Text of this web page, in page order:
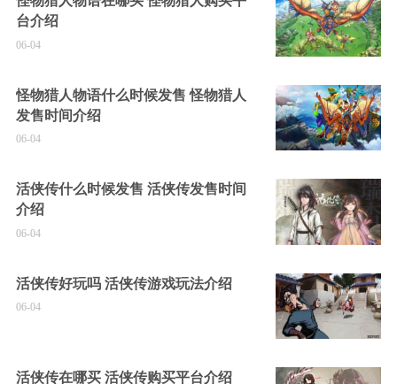
台介绍
06-04
怪物猎人物语什么时候发售 怪物猎人
发售时间介绍
06-04
活侠传什么时候发售 活侠传发售时间
介绍
06-04
活侠传好玩吗 活侠传游戏玩法介绍
06-04
活侠传在哪买 活侠传购买平台介绍